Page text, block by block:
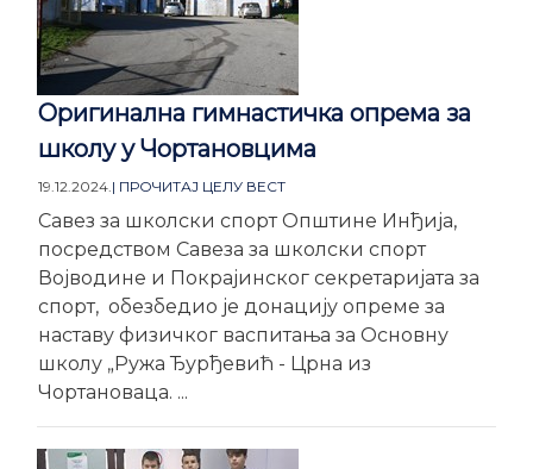
Оригинална гимнастичка опрема за
школу у Чортановцима
19.12.2024. | ПРОЧИТАЈ ЦЕЛУ ВЕСТ
Савез за школски спорт Општине Инђија,
посредством Савеза за школски спорт
Војводине и Покрајинског секретаријата за
спорт, обезбедио је донацију опреме за
наставу физичког васпитања за Основну
школу „Ружа Ђурђевић - Црна из
Чортановаца. ...